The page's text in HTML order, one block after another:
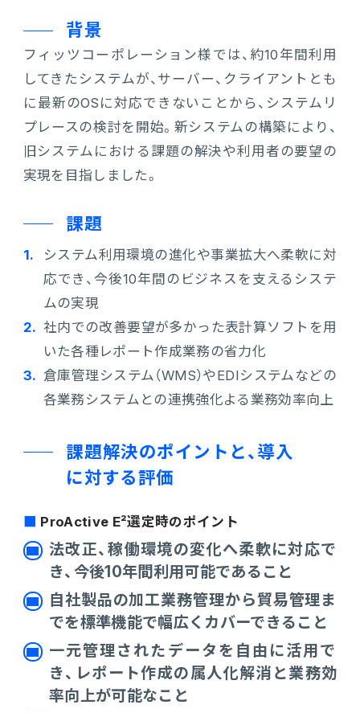
生産管理
生産管理
MES
Fit to Standard
Best Practice
連携ソリューション
サポートサービス
背景
フィッツコーポレーション様では、約10年間利用
してきたシステムが、サーバー、クライアントとも
に最新のOSに対応できないことから、システムリ
プレースの検討を開始。新システムの構築により、
旧システムにおける課題の解決や利用者の要望の
実現を目指しました。
課題
システム利用環境の進化や事業拡大へ柔軟に対
応でき、今後10年間のビジネスを支えるシステ
ムの実現
社内での改善要望が多かった表計算ソフトを用
いた各種レポート作成業務の省力化
倉庫管理システム（WMS）やEDIシステムなどの
各業務システムとの連携強化よる業務効率向上
課題解決のポイントと、導入
に対する評価
ProActive E²選定時のポイント
法改正、稼働環境の変化へ柔軟に対応で
き、今後10年間利用可能であること
自社製品の加工業務管理から貿易管理ま
でを標準機能で幅広くカバーできること
一元管理されたデータを自由に活用で
き、レポート作成の属人化解消と業務効
率向上が可能なこと